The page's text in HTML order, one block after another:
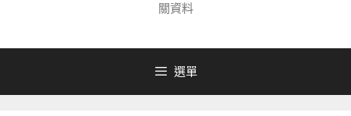
關資料
選單